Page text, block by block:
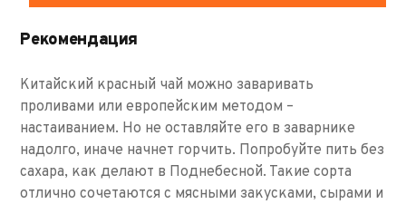
Рекомендация
Китайский красный чай можно заваривать
проливами или европейским методом –
настаиванием. Но не оставляйте его в заварнике
надолго, иначе начнет горчить. Попробуйте пить без
сахара, как делают в Поднебесной. Такие сорта
отлично сочетаются с мясными закусками, сырами и